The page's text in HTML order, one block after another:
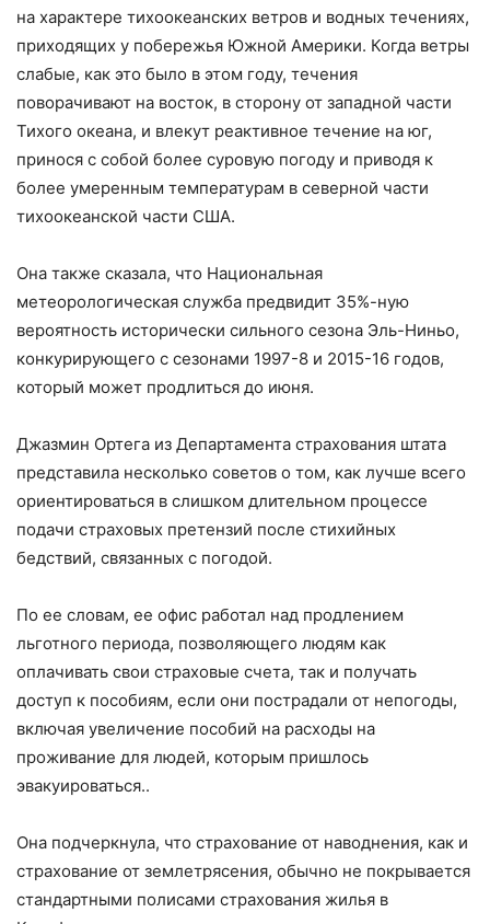
на характере тихоокеанских ветров и водных течениях,
приходящих у побережья Южной Америки. Когда ветры
слабые, как это было в этом году, течения
поворачивают на восток, в сторону от западной части
Тихого океана, и влекут реактивное течение на юг,
принося с собой более суровую погоду и приводя к
более умеренным температурам в северной части
тихоокеанской части США.
Она также сказала, что Национальная
метеорологическая служба предвидит 35%-ную
вероятность исторически сильного сезона Эль-Ниньо,
конкурирующего с сезонами 1997-8 и 2015-16 годов,
который может продлиться до июня.
Джазмин Ортега из Департамента страхования штата
представила несколько советов о том, как лучше всего
ориентироваться в слишком длительном процессе
подачи страховых претензий после стихийных
бедствий, связанных с погодой.
По ее словам, ее офис работал над продлением
льготного периода, позволяющего людям как
оплачивать свои страховые счета, так и получать
доступ к пособиям, если они пострадали от непогоды,
включая увеличение пособий на расходы на
проживание для людей, которым пришлось
эвакуироваться..
Она подчеркнула, что страхование от наводнения, как и
страхование от землетрясения, обычно не покрывается
стандартными полисами страхования жилья в